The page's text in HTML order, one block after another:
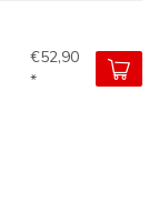
€52,90
*